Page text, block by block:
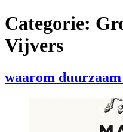
Categorie:
Vijvers
waarom duurzaam